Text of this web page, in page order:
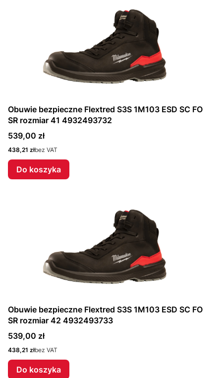
Obuwie bezpieczne Flextred S3S 1M103 ESD SC FO
SR rozmiar 41 4932493732
Cena
539,00 zł
Cena
438,21 złbez VAT
Do koszyka
Obuwie bezpieczne Flextred S3S 1M103 ESD SC FO
SR rozmiar 42 4932493733
Cena
539,00 zł
Cena
438,21 złbez VAT
Do koszyka